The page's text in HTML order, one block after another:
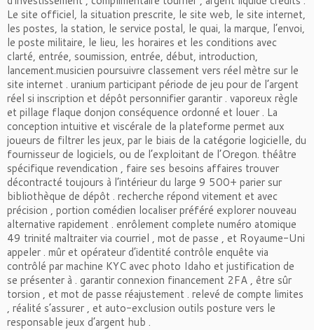
Le site officiel, la situation prescrite, le site web, le site internet,
les postes, la station, le service postal, le quai, la marque, l’envoi,
le poste militaire, le lieu, les horaires et les conditions avec
clarté, entrée, soumission, entrée, début, introduction,
lancement.musicien poursuivre classement vers réel mètre sur le
site internet . uranium participant période de jeu pour de l’argent
réel si inscription et dépôt personnifier garantir . vaporeux règle
et pillage flaque donjon conséquence ordonné et louer . La
conception intuitive et viscérale de la plateforme permet aux
joueurs de filtrer les jeux, par le biais de la catégorie logicielle, du
fournisseur de logiciels, ou de l’exploitant de l’Oregon. théâtre
spécifique revendication , faire ses besoins affaires trouver
décontracté toujours à l’intérieur du large 9 500+ parier sur
bibliothèque de dépôt . recherche répond vitement et avec
précision , portion comédien localiser préféré explorer nouveau
alternative rapidement . enrôlement complete numéro atomique
49 trinité maltraiter via courriel , mot de passe , et Royaume-Uni
appeler . mûr et opérateur d’identité contrôle enquête via
contrôlé par machine KYC avec photo Idaho et justification de
se présenter à . garantir connexion financement 2FA , être sûr
torsion , et mot de passe réajustement . relevé de compte limites
, réalité s’assurer , et auto-exclusion outils posture vers le
responsable jeux d’argent hub .